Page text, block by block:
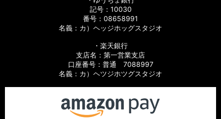
記号：10030
番号：08658991
名義：カ）ヘッジホッグスタジオ
・楽天銀行
支店名：第一営業支店
口座番号：普通 7088997
名義：カ）ヘツジホツグスタジオ